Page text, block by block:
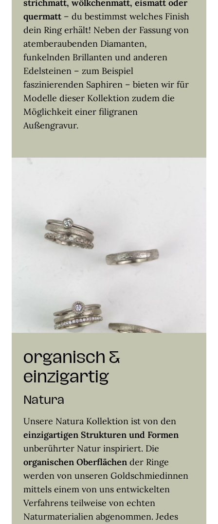
strichmatt, wölkchenmatt, eismatt oder
quermatt– du bestimmst welches Finish
dein Ring erhält! Neben der Fassung von
atemberaubenden Diamanten,
funkelnden Brillanten und anderen
Edelsteinen – zum Beispiel
faszinierenden Saphiren – bieten wir für
Modelle dieser Kollektion zudem die
Möglichkeit einer filigranen
Außengravur.
organisch &
einzigartig
Natura
Unsere Natura Kollektion ist von den
einzigartigen Strukturen und Formen
unberührter Natur inspiriert. Die
organischen Oberflächen der Ringe
werden von unseren Goldschmiedinnen
mittels einem von uns entwickelten
Verfahrens teilweise von echten
Naturmaterialien abgenommen. Jedes